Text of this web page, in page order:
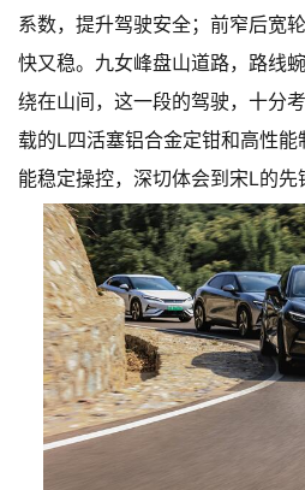
系数，提升驾驶安全；前窄后宽
快又稳。九女峰盘山道路，路线
绕在山间，这一段的驾驶，十分
载的L四活塞铝合金定钳和高性
能稳定操控，深切体会到宋L的先